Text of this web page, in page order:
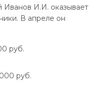
Иванов И.И. оказывает
В апреле он
руб.
руб.